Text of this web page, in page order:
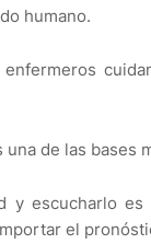
humano.
una de las bases
y escucharlo
el